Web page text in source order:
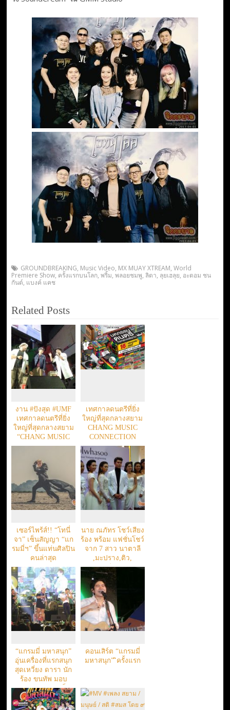
GROUNDBREAKING, Music Video, MX MUAY XTREAM, World
Premiere Show, ครั้งแรกบนโลก, พริ้ม, พลอยชมพู, ลิตา, ลุยเฮลุย, อะตอม ชน
กันต์, แบงค์ แคช
Related Posts
งาน #ปังสุด #UMF
เทศกาลดนตรีที่ยิ่ง
ใหญ่ที่สุดกลางสยาม
“CHANG MUSIC
CONNECTION
MUSIC FESTIVAL”
เทศกาลดนตรีที่ยิ่ง
ใหญ่ที่สุดกลางสยาม
CHANG MUSIC
CONNECTION
PRESENTS URBAN
MUSIC FESTIVAL
เซอร์ไพร้ส์!! “โทนี่
จา” เซ็นสัญญา “แก
รมมี่ฯ” ขึ้นแท่นศิลปิน
คนล่าสุด
นาย ณภัทร โชว์เสียง
ร้อง พร้อม แฟชั่นโชว์
จาก 7 สาว นาตาลี
,มะปราง,ติว,
แป๋ง,มารีญา , พิม ,
พริม
“แกรมมี่ มหาสนุก”
อุ่นเครื่องที่แรกสนุก
สุดเหวี่ยง ดารา นัก
ร้อง ขนทัพ มอบ
ความสุข สนุก เต็ม
แม็กซ์
คอนเสิร์ต “แกรมมี่
มหาสนุก” ิครั้งแรก